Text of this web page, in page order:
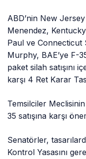
ABD’nin New
Menendez,
Paul ve Connecticut
Murphy, BAE’ye F-
paket silah satışını
karşı 4 Ret Karar
Temsilciler Meclisinin
35 satışına karşı
Senatörler,
Kontrol Yasasını